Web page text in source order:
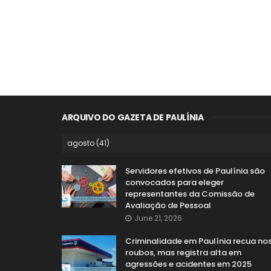
ARQUIVO DO GAZETA DE PAULÍNIA
Servidores efetivos de Paulínia são
convocados para eleger
representantes da Comissão de
Avaliação de Pessoal
June 21, 2026
Criminalidade em Paulínia recua
roubos, mas registra alta em
agressões e acidentes em 2025